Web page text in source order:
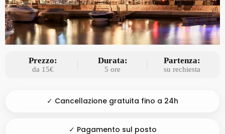
Prezzo:
da 15€
Durata:
5 ore
Partenza:
su rechiesta
✓ Cancellazione gratuita fino a 24h
✓ Pagamento sul posto